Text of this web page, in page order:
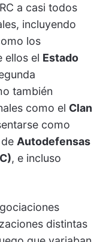
a casi todos
incluyendo
los
ellos el Estado
también
como el Clan
como
Autodefensas
, e incluso
distintas